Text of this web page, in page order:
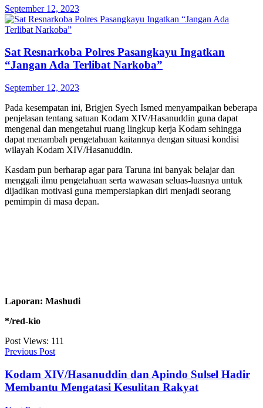
September 12, 2023
Sat Resnarkoba Polres Pasangkayu Ingatkan
“Jangan Ada Terlibat Narkoba”
September 12, 2023
Pada kesempatan ini, Brigjen Syech Ismed menyampaikan beberapa
penjelasan tentang satuan Kodam XIV/Hasanuddin guna dapat
mengenal dan mengetahui ruang lingkup kerja Kodam sehingga
dapat menambah pengetahuan kaitannya dengan situasi kondisi
wilayah Kodam XIV/Hasanuddin.
Kasdam pun berharap agar para Taruna ini banyak belajar dan
menggali ilmu pengetahuan serta wawasan seluas-luasnya untuk
dijadikan motivasi guna mempersiapkan diri menjadi seorang
pemimpin di masa depan.
Laporan: Mashudi
*/red-kio
Post Views: 111
Previous Post
Kodam XIV/Hasanuddin dan Apindo Sulsel Hadir
Membantu Mengatasi Kesulitan Rakyat